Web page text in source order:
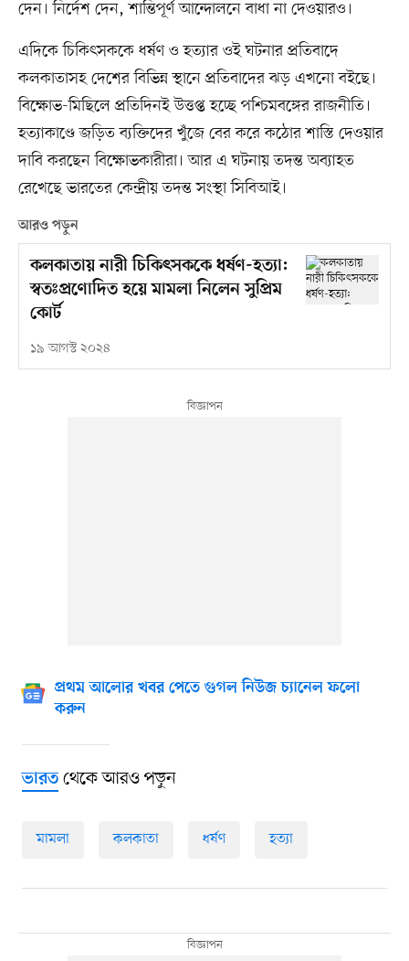
দেন। নির্দেশ দেন, শান্তিপূর্ণ আন্দোলনে বাধা না দেওয়ারও।
এদিকে চিকিৎসককে ধর্ষণ ও হত্যার ওই ঘটনার প্রতিবাদে
কলকাতাসহ দেশের বিভিন্ন স্থানে প্রতিবাদের ঝড় এখনো বইছে।
বিক্ষোভ-মিছিলে প্রতিদিনই উত্তপ্ত হচ্ছে পশ্চিমবঙ্গের রাজনীতি।
হত্যাকাণ্ডে জড়িত ব্যক্তিদের খুঁজে বের করে কঠোর শাস্তি দেওয়ার
দাবি করছেন বিক্ষোভকারীরা। আর এ ঘটনায় তদন্ত অব্যাহত
রেখেছে ভারতের কেন্দ্রীয় তদন্ত সংস্থা সিবিআই।
আরও পড়ুন
কলকাতায় নারী চিকিৎসককে ধর্ষণ-হত্যা:
স্বতঃপ্রণোদিত হয়ে মামলা নিলেন সুপ্রিম
কোর্ট
১৯ আগস্ট ২০২৪
প্রথম আলোর খবর পেতে গুগল নিউজ চ্যানেল ফলো
করুন
ভারতথেকে আরও পড়ুন
মামলা কলকাতা ধর্ষণ হত্যা